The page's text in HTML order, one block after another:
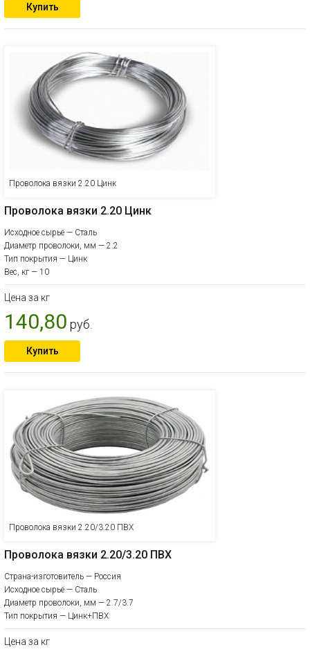
Купить
Проволока вязки 2.20 Цинк
Проволока вязки 2.20 Цинк
Исходное сырьё — Сталь
Диаметр проволоки, мм — 2.2
Тип покрытия — Цинк
Вес, кг — 10
Цена за кг
140,80 руб.
Купить
Проволока вязки 2.20/3.20 ПВХ
Проволока вязки 2.20/3.20 ПВХ
Страна-изготовитель — Россия
Исходное сырьё — Сталь
Диаметр проволоки, мм — 2.7/3.7
Тип покрытия — Цинк+ПВХ
Цена за кг